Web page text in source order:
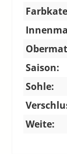
Saison:
Sohle:
Weite: